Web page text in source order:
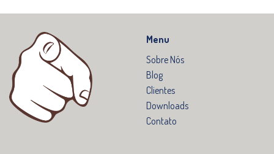
Menu
Sobre Nós
Blog
Clientes
Downloads
Contato